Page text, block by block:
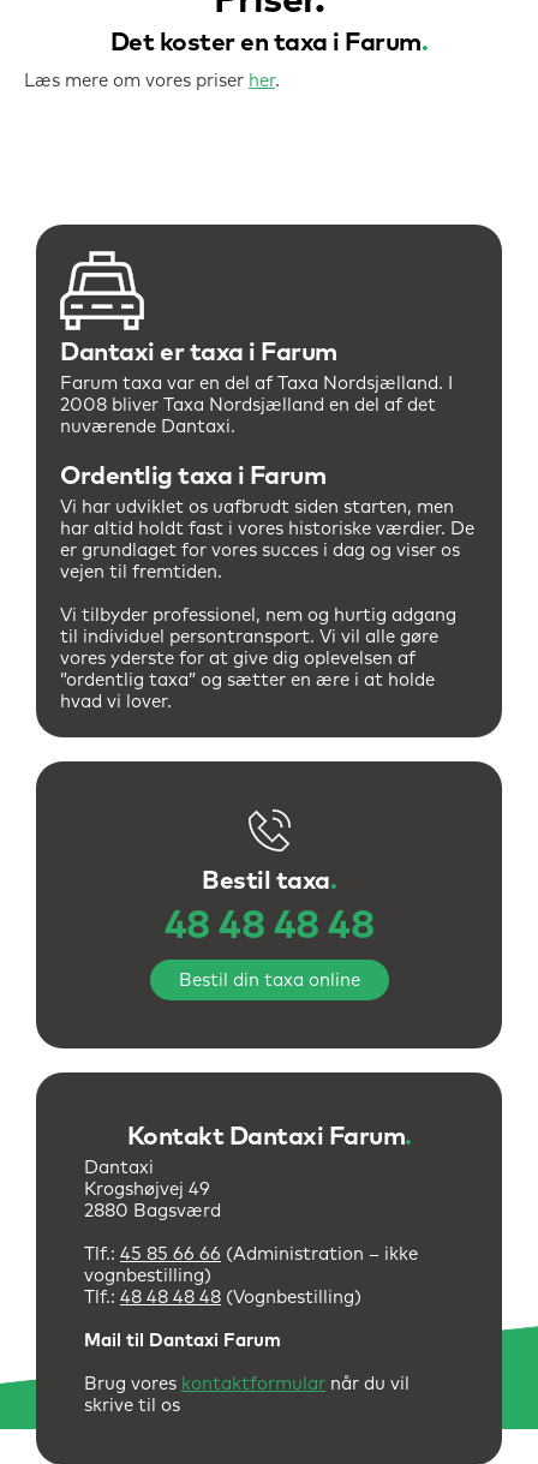
Det koster en taxa i Farum.
Læs mere om vores priser her.
Dantaxi er taxa i Farum
Farum taxa var en del af Taxa Nordsjælland. I
2008 bliver Taxa Nordsjælland en del af det
nuværende Dantaxi.
Ordentlig taxa i Farum
Vi har udviklet os uafbrudt siden starten, men
har altid holdt fast i vores historiske værdier. De
er grundlaget for vores succes i dag og viser os
vejen til fremtiden.
Vi tilbyder professionel, nem og hurtig adgang
til individuel persontransport. Vi vil alle gøre
vores yderste for at give dig oplevelsen af
”ordentlig taxa” og sætter en ære i at holde
hvad vi lover.
Bestil taxa.
48 48 48 48
Bestil din taxa online
Kontakt Dantaxi Farum.
Dantaxi
Krogshøjvej 49
2880 Bagsværd
Tlf.: 45 85 66 66 (Administration – ikke
vognbestilling)
Tlf.: 48 48 48 48 (Vognbestilling)
Mail til Dantaxi Farum
Brug vores kontaktformular når du vil
skrive til os